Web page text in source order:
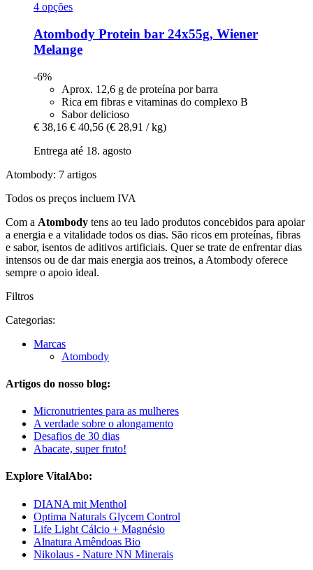
4 opções
Atombody Protein bar 24x55g, Wiener
Melange
-6%
Aprox. 12,6 g de proteína por barra
Rica em fibras e vitaminas do complexo B
Sabor delicioso
€ 38,16 € 40,56 (€ 28,91 / kg)
Entrega até 18. agosto
Atombody: 7 artigos
Todos os preços incluem IVA
Com a Atombody tens ao teu lado produtos concebidos para apoiar
a energia e a vitalidade todos os dias. São ricos em proteínas, fibras
e sabor, isentos de aditivos artificiais. Quer se trate de enfrentar dias
intensos ou de dar mais energia aos treinos, a Atombody oferece
sempre o apoio ideal.
Filtros
Categorias:
Marcas
Atombody
Artigos do nosso blog:
Micronutrientes para as mulheres
A verdade sobre o alongamento
Desafios de 30 dias
Abacate, super fruto!
Explore VitalAbo:
DIANA mit Menthol
Optima Naturals Glycem Control
Life Light Cálcio + Magnésio
Alnatura Amêndoas Bio
Nikolaus - Nature NN Minerais